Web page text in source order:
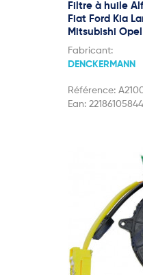
Filtre à huile
Fiat Ford Kia
Mitsubishi
Fabricant:
DENCKERMANN
Référence:
Ean: